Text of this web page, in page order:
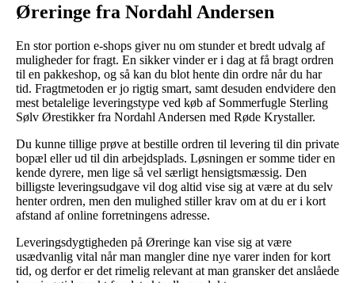
Øreringe fra Nordahl Andersen
En stor portion e-shops giver nu om stunder et bredt udvalg af
muligheder for fragt. En sikker vinder er i dag at få bragt ordren
til en pakkeshop, og så kan du blot hente din ordre når du har
tid. Fragtmetoden er jo rigtig smart, samt desuden endvidere den
mest betalelige leveringstype ved køb af Sommerfugle Sterling
Sølv Ørestikker fra Nordahl Andersen med Røde Krystaller.
Du kunne tillige prøve at bestille ordren til levering til din private
bopæl eller ud til din arbejdsplads. Løsningen er somme tider en
kende dyrere, men lige så vel særligt hensigtsmæssig. Den
billigste leveringsudgave vil dog altid vise sig at være at du selv
henter ordren, men den mulighed stiller krav om at du er i kort
afstand af online forretningens adresse.
Leveringsdygtigheden på Øreringe kan vise sig at være
usædvanlig vital når man mangler dine nye varer inden for kort
tid, og derfor er det rimelig relevant at man gransker det anslåede